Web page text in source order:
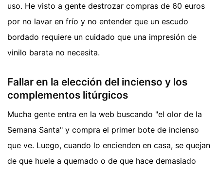
uso. He visto a gente destrozar compras de 60 euros
por no lavar en frío y no entender que un escudo
bordado requiere un cuidado que una impresión de
vinilo barata no necesita.
Fallar en la elección del incienso y los
complementos litúrgicos
Mucha gente entra en la web buscando "el olor de la
Semana Santa" y compra el primer bote de incienso
que ve. Luego, cuando lo encienden en casa, se quejan
de que huele a quemado o de que hace demasiado